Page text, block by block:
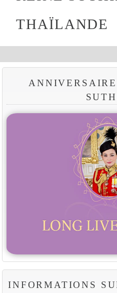
THAÏLANDE
INFORMATIONS